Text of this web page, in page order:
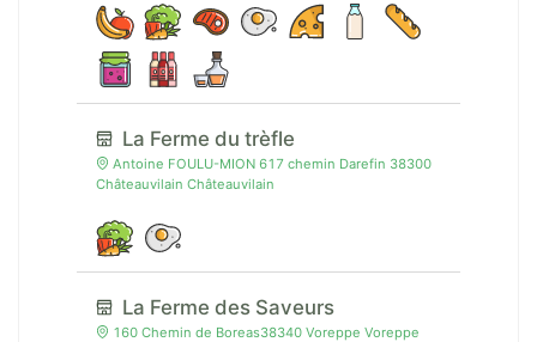
La Ferme du trèfle
Antoine FOULU-MION 617 chemin Darefin 38300
Châteauvilain Châteauvilain
La Ferme des Saveurs
160 Chemin de Boreas38340 Voreppe Voreppe